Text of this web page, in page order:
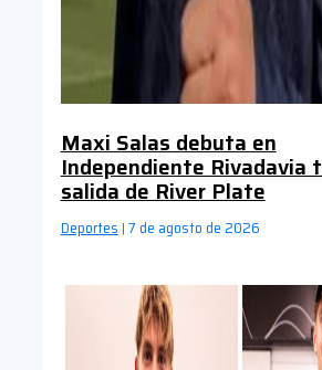
Maxi Salas debuta en
Independiente Rivadavia
salida de River Plate
Deportes | 7 de agosto de 2026